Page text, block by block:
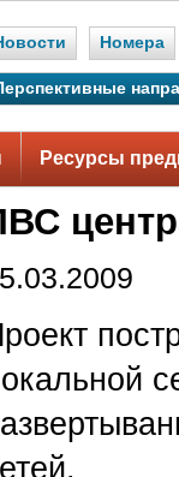
Номера
Ресурсы